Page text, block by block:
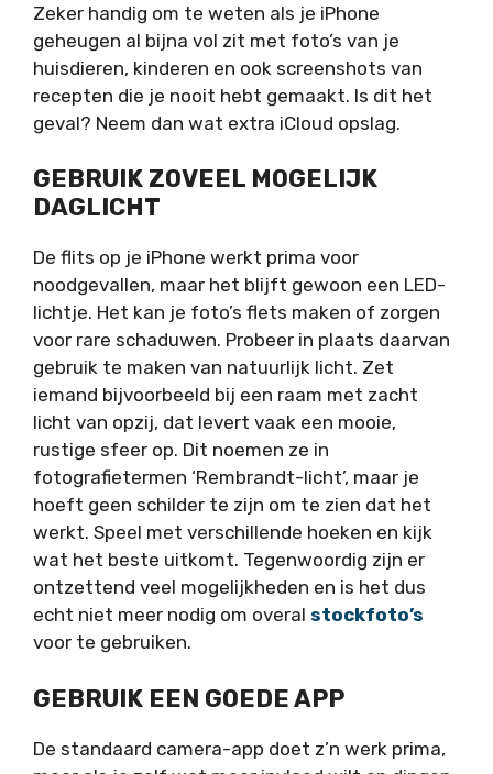
Zeker handig om te weten als je iPhone
geheugen al bijna vol zit met foto’s van je
huisdieren, kinderen en ook screenshots van
recepten die je nooit hebt gemaakt. Is dit het
geval? Neem dan wat extra iCloud opslag.
GEBRUIK ZOVEEL MOGELIJK
DAGLICHT
De flits op je iPhone werkt prima voor
noodgevallen, maar het blijft gewoon een LED-
lichtje. Het kan je foto’s flets maken of zorgen
voor rare schaduwen. Probeer in plaats daarvan
gebruik te maken van natuurlijk licht. Zet
iemand bijvoorbeeld bij een raam met zacht
licht van opzij, dat levert vaak een mooie,
rustige sfeer op. Dit noemen ze in
fotografietermen ‘Rembrandt-licht’, maar je
hoeft geen schilder te zijn om te zien dat het
werkt. Speel met verschillende hoeken en kijk
wat het beste uitkomt. Tegenwoordig zijn er
ontzettend veel mogelijkheden en is het dus
echt niet meer nodig om overal stockfoto’s
voor te gebruiken.
GEBRUIK EEN GOEDE APP
De standaard camera-app doet z’n werk prima,